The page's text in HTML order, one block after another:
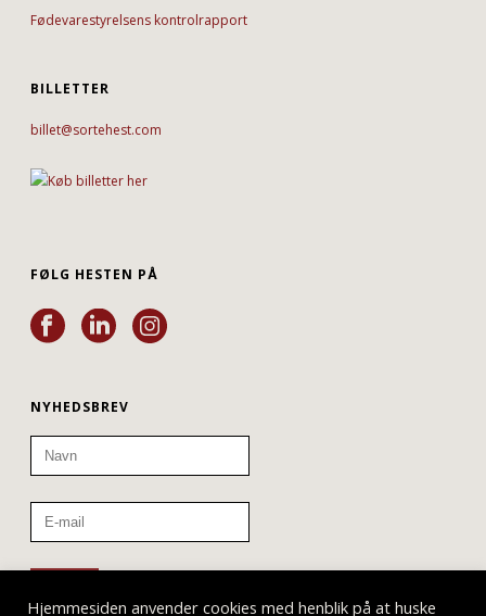
Fødevarestyrelsens kontrolrapport
BILLETTER
billet@sortehest.com
FØLG HESTEN PÅ
NYHEDSBREV
Hjemmesiden anvender cookies med henblik på at huske